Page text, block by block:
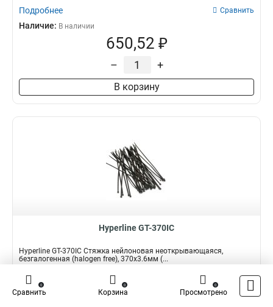
Подробнее Сравнить
Наличие: В наличии
650,52 ₽
– +
В корзину
Hyperline GT-370IC
Hyperline GT-370IC Стяжка нейлоновая неоткрывающаяся,
безгалогенная (halogen free), 370x3.6мм (...
Подробнее Сравнить
Наличие:
Сравнить
0
Корзина
0
Просмотрено
0